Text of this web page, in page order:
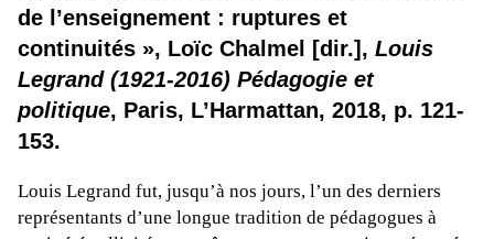
de l’enseignement : ruptures et
continuités », Loïc Chalmel [dir.], Louis
Legrand (1921-2016) Pédagogie et
politique, Paris, L’Harmattan, 2018, p. 121-
153.
Louis Legrand fut, jusqu’à nos jours, l’un des derniers
représentants d’une longue tradition de pédagogues à